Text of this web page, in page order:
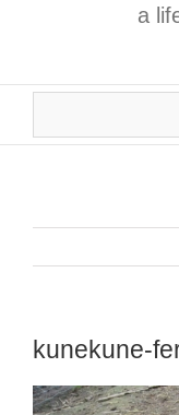
a
kunekune-